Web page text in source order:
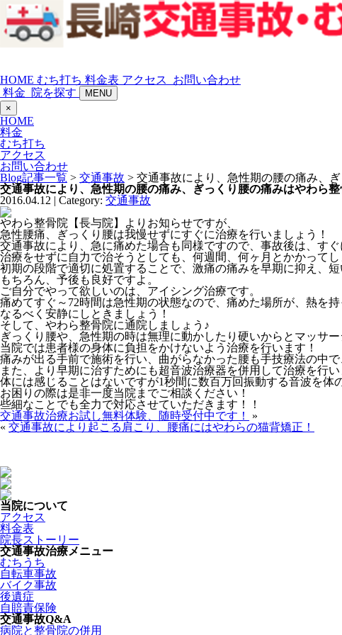
HOME むち打ち 料金表 アクセス
お問い合わせ
料金
院を探す
MENU
×
HOME
料金
むち打ち
アクセス
お問い合わせ
Blog記事一覧 > 交通事故 > 交通事故により、急性期の腰の痛み、
交通事故により、急性期の腰の痛み、ぎっくり腰の痛みはやわら
2016.04.12 | Category: 交通事故
やわら整骨院【長与院】よりお知らせですが、
急性腰痛、ぎっくり腰は我慢せずにすぐに治療を行いましょう！
交通事故により、急に痛めた場合も同様ですので、事故後は、すぐ
治療をせずに自力で治そうとしても、何週間、何ヶ月とかかってし
初期の段階で適切に処置することで、激痛の痛みを早期に抑え、
もちろん、予後も良好ですよ。
ご自分でやって欲しいのは、アイシング治療です。
痛めてすぐ～72時間は急性期の状態なので、痛めた場所が、熱を
なるべく安静にしときましょう！
そして、やわら整骨院に通院しましょう♪
ぎっくり腰や、急性期の時は無理に動かしたり硬いからとマッサー
当院では患者様の身体に負担をかけないよう治療を行います！
痛みが出る手前で施術を行い、曲がらなかった腰も手技療法の中
また、より早期に治すためにも超音波治療器を併用して治療を行い
体には感じることはないですが1秒間に数百万回振動する音波を
お困りの際は是非一度当院までご相談ください！
些細なことでも全力で対応させていただきます！！
交通事故治療お試し無料体験、随時受付中です！
»
« 交通事故により起こる肩こり、腰痛にはやわらの猫背矯正！
当院について
アクセス
料金表
院長ストーリー
交通事故治療メニュー
むちうち
自転車事故
バイク事故
後遺症
自賠責保険
交通事故Q&A
病院と整骨院の併用